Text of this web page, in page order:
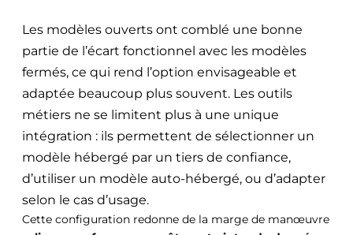
Les modèles ouverts ont comblé une bonne
partie de l’écart fonctionnel avec les modèles
fermés, ce qui rend l’option envisageable et
adaptée beaucoup plus souvent. Les outils
métiers ne se limitent plus à une unique
intégration : ils permettent de sélectionner un
modèle hébergé par un tiers de confiance,
d’utiliser un modèle auto-hébergé, ou d’adapter
selon le cas d’usage.
Cette configuration redonne de la marge de manœuvre